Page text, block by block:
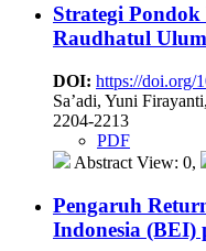
Strategi
Raudhatul
DOI: https://doi.org/
Sa’adi, Yuni
2204-2213
PDF
Abstract View: 0,
Pengaruh
Indonesia (BEI)